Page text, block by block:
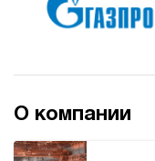
О компании